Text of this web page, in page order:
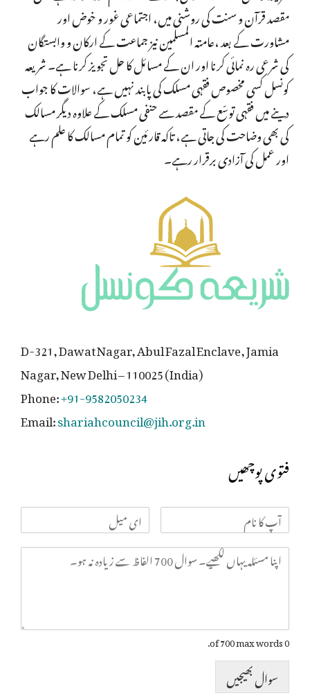
مقصد قرآن و سنت کی روشنی میں، اجتماعی غور و خوض اور
مشاورت کے بعد ،عامتہ المسلمین نیز جماعت کے ارکان و وابستگان
کی شرعی رہ نمائی کرنا اور ان کے مسائل کا حل تجویز کرنا ہے۔ شریعہ
کونسل کسی مخصوص فقہی مسلک کی پابند نہیں ہے، سوالات کا جواب
دینے میں فقہی توسّع کے مقصد سے حنفی مسلک کے علاوہ دیگر مسالک
کی بھی وضاحت کی جاتی ہے، تاکہ قارئین کو تمام مسالک کا علم رہے
اور عمل کی آزادی برقرار رہے۔
D-321, Dawat Nagar, Abul Fazal Enclave, Jamia
Nagar, New Delhi – 110025 (India)
Phone:+91-9582050234
Email:shariahcouncil@jih.org.in
فتوی پوچھیں
0 of 700 max words.
سوال بھیجیں